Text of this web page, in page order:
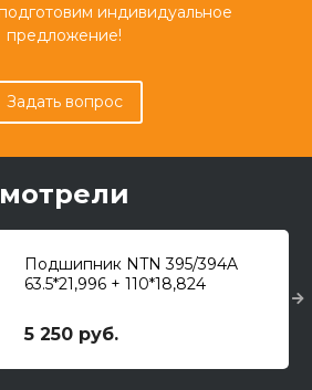
индивидуальное
предложение!
Задать вопрос
Подшипник NTN 395/394A
63.5*21,996 + 110*18,824
5 250 руб.